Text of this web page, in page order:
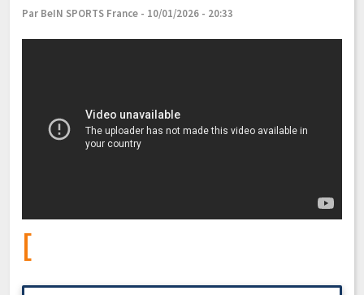
Par BeIN SPORTS France - 10/01/2026 - 20:33
[